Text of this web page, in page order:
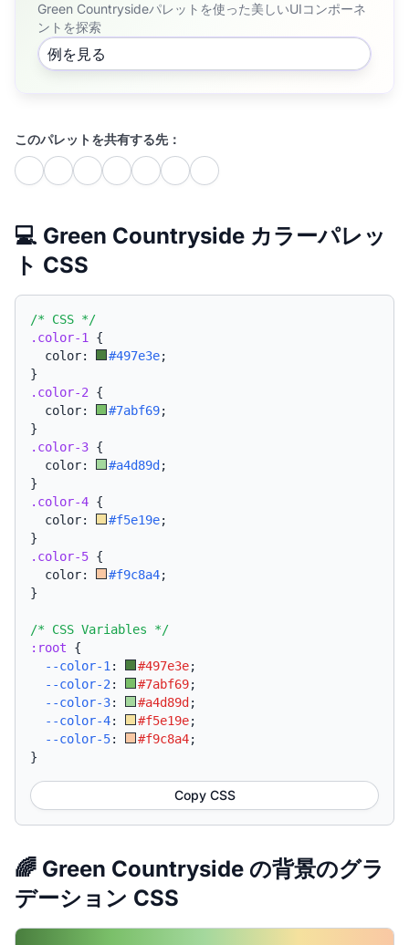
Green Countrysideパレットを使った美しいUIコンポーネ
ントを探索
例を見る
このパレットを共有する先：
💻 Green Countryside カラーパレッ
ト CSS
/* CSS */
.color-1
{
  color:
#497e3e;
}
.color-2 {
  color:
#7abf69;
}
.color-3 {
  color:
#a4d89d ;
}
.color-4 {
  color:
#f5e19e;
}
.color-5 {
  color:
#f9c8a4;
}
/* CSS Variables */
:root {
--color-1 : #497e3e;
--color-2 : #7abf69;
--color-3: #a4d89d ;
--color-4: #f5e19e;
--color-5: #f9c8a4;
}
Copy CSS
🌈 Green Countryside の背景のグラ
デーション CSS